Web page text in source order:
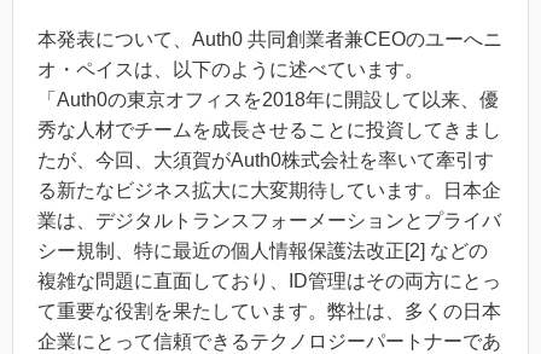
本発表について、Auth0 共同創業者兼CEOのユーへニ
オ・ペイスは、以下のように述べています。
「Auth0の東京オフィスを2018年に開設して以来、優
秀な人材でチームを成長させることに投資してきまし
たが、今回、大須賀がAuth0株式会社を率いて牽引す
る新たなビジネス拡大に大変期待しています。日本企
業は、デジタルトランスフォーメーションとプライバ
シー規制、特に最近の個人情報保護法改正[2] などの
複雑な問題に直面しており、ID管理はその両方にとっ
て重要な役割を果たしています。弊社は、多くの日本
企業にとって信頼できるテクノロジーパートナーであ